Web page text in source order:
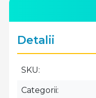
Detalii
SKU
Categorii